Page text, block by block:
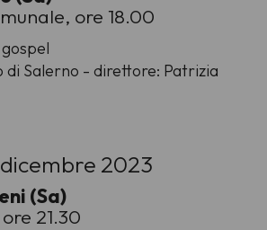
ore 18.00
Salerno - direttore: Patrizia
dicembre 2023
(Sa)
21.30